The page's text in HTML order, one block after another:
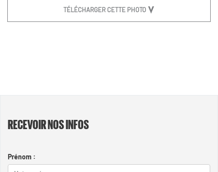
TÉLÉCHARGER CETTE PHOTO
RECEVOIR NOS INFOS
Prénom :